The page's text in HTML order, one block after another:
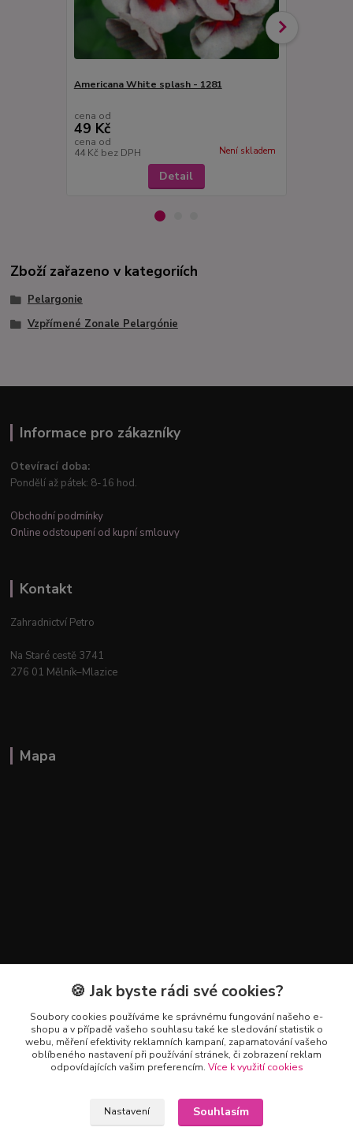
Americana White splash - 1281
cena od
49 Kč
cena od
44 Kč bez DPH Není skladem
Detail
Zboží zařazeno v kategoriích
Pelargonie
Vzpřímené Zonale Pelargónie
Informace pro zákazníky
Otevírací doba:
Pondělí až pátek: 8-16 hod.
Obchodní podmínky
Online odstoupení od kupní smlouvy
Kontakt
Zahradnictví Petro
Na Staré cestě 3741
276 01 Mělník–Mlazice
Mapa
Kontakty
+420 602 223 614
info@zahradnictvipetro.cz
🍪 Jak byste rádi své cookies?
Soubory cookies používáme ke správnému fungování našeho e-
shopu a v případě vašeho souhlasu také ke sledování statistik o
webu, měření efektivity reklamních kampaní, zapamatování vašeho
oblíbeného nastavení při používání stránek, či zobrazení reklam
odpovídajících vašim preferencím. Více k využití cookies
Nastavení Souhlasím